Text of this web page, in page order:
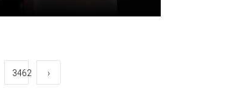
3462 ›